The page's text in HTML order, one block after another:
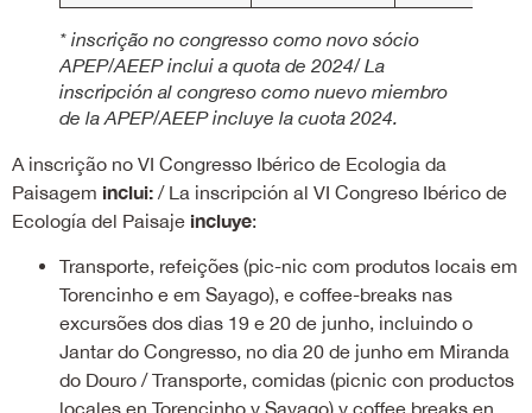
* inscrição no congresso como novo sócio
APEP/AEEP inclui a quota de 2024/ La
inscripción al congreso como nuevo miembro
de la APEP/AEEP incluye la cuota 2024.
A inscrição no VI Congresso Ibérico de Ecologia da
Paisagem inclui: / La inscripción al VI Congreso Ibérico de
Ecología del Paisaje incluye:
Transporte, refeições (pic-nic com produtos locais em
Torencinho e em Sayago), e coffee-breaks nas
excursões dos dias 19 e 20 de junho, incluindo o
Jantar do Congresso, no dia 20 de junho em Miranda
do Douro / Transporte, comidas (picnic con productos
locales en Torencinho y Sayago) y coffee breaks en